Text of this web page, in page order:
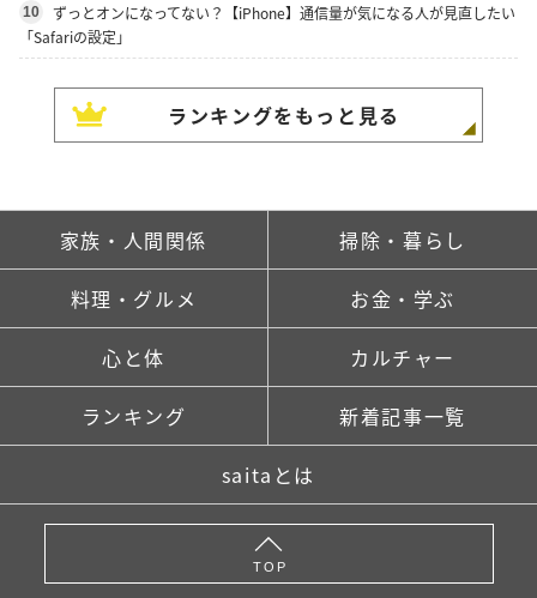
10
ずっとオンになってない？【iPhone】通信量が気になる人が見直したい
「Safariの設定」
ランキングをもっと見る
家族・人間関係 掃除・暮らし
料理・グルメ お金・学ぶ
心と体 カルチャー
ランキング 新着記事一覧
saitaとは
TOP